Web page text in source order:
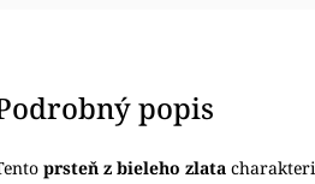
popis
prsteň z bieleho zlata